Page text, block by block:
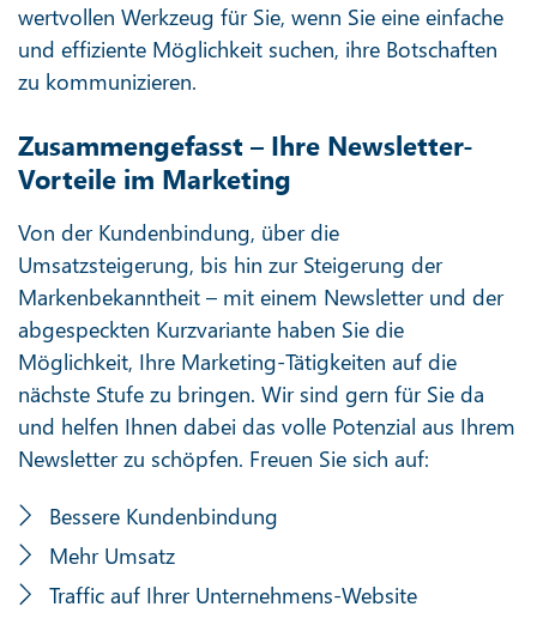
wertvollen Werkzeug für Sie, wenn Sie eine einfache
und effiziente Möglichkeit suchen, ihre Botschaften
zu kommunizieren.
Zusammengefasst – Ihre Newsletter-
Vorteile im Marketing
Von der Kundenbindung, über die
Umsatzsteigerung, bis hin zur Steigerung der
Markenbekanntheit – mit einem Newsletter und der
abgespeckten Kurzvariante haben Sie die
Möglichkeit, Ihre Marketing-Tätigkeiten auf die
nächste Stufe zu bringen. Wir sind gern für Sie da
und helfen Ihnen dabei das volle Potenzial aus Ihrem
Newsletter zu schöpfen. Freuen Sie sich auf:
Bessere Kundenbindung
Mehr Umsatz
Traffic auf Ihrer Unternehmens-Website